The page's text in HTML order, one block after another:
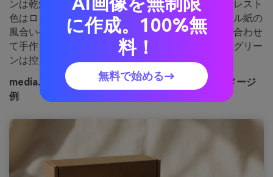
ンは乾燥ハーブや登山道を思わせます。ダークフォレスト
色はロゴや原材料リストのベースに最適。リサイクル紙の
風合いや最小限の線画アイコン、温かみある写真と合わせ
て手作り感を。ワンポイント：主役は暖色にして、グリー
ンは控えめなアクセントに使うのがコツ。
media.io で生成したバーントシエナ＆セージのイメージ
例
に作成。100%無
料！
無料で始める→